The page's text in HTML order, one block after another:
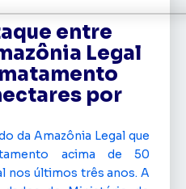
entre
Legal
por
da Amazônia Legal que
acima de 50
nos últimos três anos. A